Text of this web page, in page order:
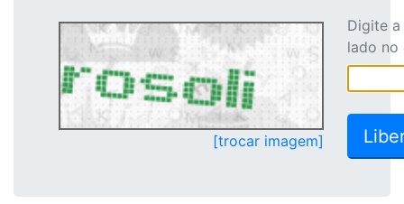
[trocar imagem]
Digite
lado no